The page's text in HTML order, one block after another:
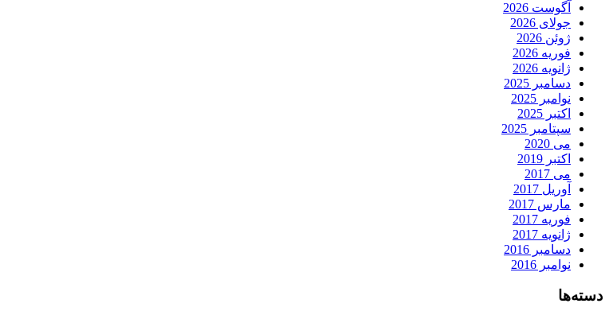
آگوست 2026
جولای 2026
ژوئن 2026
فوریه 2026
ژانویه 2026
دسامبر 2025
نوامبر 2025
اکتبر 2025
سپتامبر 2025
می 2020
اکتبر 2019
می 2017
آوریل 2017
مارس 2017
فوریه 2017
ژانویه 2017
دسامبر 2016
نوامبر 2016
دسته‌ها